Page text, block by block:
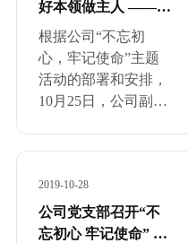
智慧、最有创意的方
式向端午佳节和七一
建党...
好本领做主人 ——
记“不忘初心，牢记
使命”主题教育党课...
根据公司“不忘初
心，牢记使命”主题
活动的部署和安排，
10月25日，公司副总
国内业务部人员上了
一堂别开生面的党
课。何总从新时代对
2019-10-28
公司党支部召开“不
忘初心 牢记使命” 主